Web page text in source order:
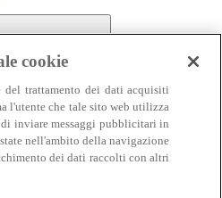
Carne
cookie
trattamento dei dati acquisiti
l'utente che tale sito web utilizza
inviare messaggi pubblicitari in
nell'ambito della navigazione
dei dati raccolti con altri